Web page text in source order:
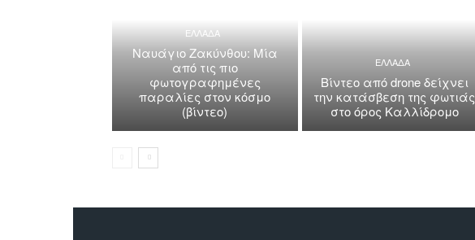
ΕΛΛΑΔΑ
Ναυάγιο Ζακύνθου: Μία
από τις πιο
φωτογραφημένες
παραλίες στον κόσμο
(βίντεο)
ΕΛΛΑΔΑ
Βίντεο από drone δείχνει
την κατάσβεση της φωτιάς
στο όρος Καλλίδρομο